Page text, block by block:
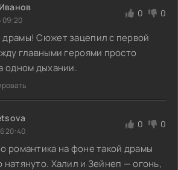
09:20
0 0
Сюжет зацепил с первой
главными героями просто
одном дыхании.
20:40
0 0
романтика на фоне такой драмы
натянуто. Халил и Зейнеп — огонь,